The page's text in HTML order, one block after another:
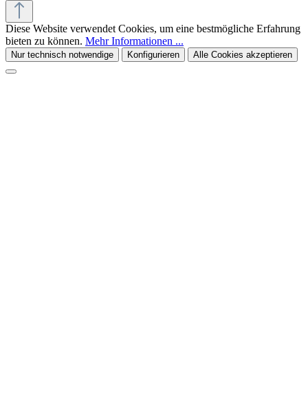
Diese Website verwendet Cookies, um eine bestmögliche Erfahrung
bieten zu können. Mehr Informationen ...
Nur technisch notwendige Konfigurieren Alle Cookies akzeptieren